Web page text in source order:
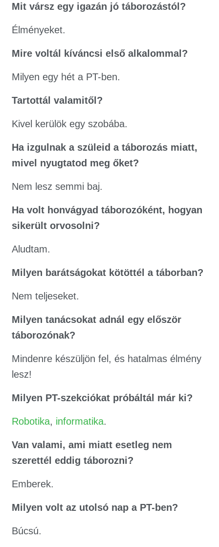
Mit vársz egy igazán jó táborozástól?
Élményeket.
Mire voltál kíváncsi első alkalommal?
Milyen egy hét a PT-ben.
Tartottál valamitől?
Kivel kerülök egy szobába.
Ha izgulnak a szüleid a táborozás miatt,
mivel nyugtatod meg őket?
Nem lesz semmi baj.
Ha volt honvágyad táborozóként, hogyan
sikerült orvosolni?
Aludtam.
Milyen barátságokat kötöttél a táborban?
Nem teljeseket.
Milyen tanácsokat adnál egy először
táborozónak?
Mindenre készüljön fel, és hatalmas élmény
lesz!
Milyen PT-szekciókat próbáltál már ki?
Robotika, informatika.
Van valami, ami miatt esetleg nem
szerettél eddig táborozni?
Emberek.
Milyen volt az utolsó nap a PT-ben?
Búcsú.